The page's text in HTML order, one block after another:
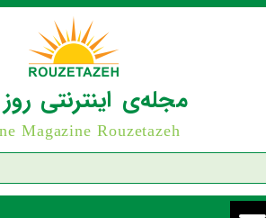
مجله‌ی اینترنتی روز
Magazine Rouzetazeh